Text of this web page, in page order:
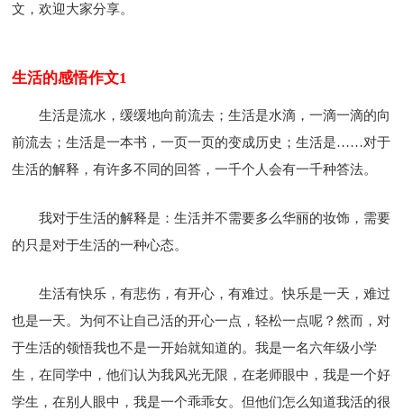
文，欢迎大家分享。
生活的感悟作文1
生活是流水，缓缓地向前流去；生活是水滴，一滴一滴的向
前流去；生活是一本书，一页一页的变成历史；生活是……对于
生活的解释，有许多不同的回答，一千个人会有一千种答法。
我对于生活的解释是：生活并不需要多么华丽的妆饰，需要
的只是对于生活的一种心态。
生活有快乐，有悲伤，有开心，有难过。快乐是一天，难过
也是一天。为何不让自己活的开心一点，轻松一点呢？然而，对
于生活的领悟我也不是一开始就知道的。我是一名六年级小学
生，在同学中，他们认为我风光无限，在老师眼中，我是一个好
学生，在别人眼中，我是一个乖乖女。但他们怎么知道我活的很